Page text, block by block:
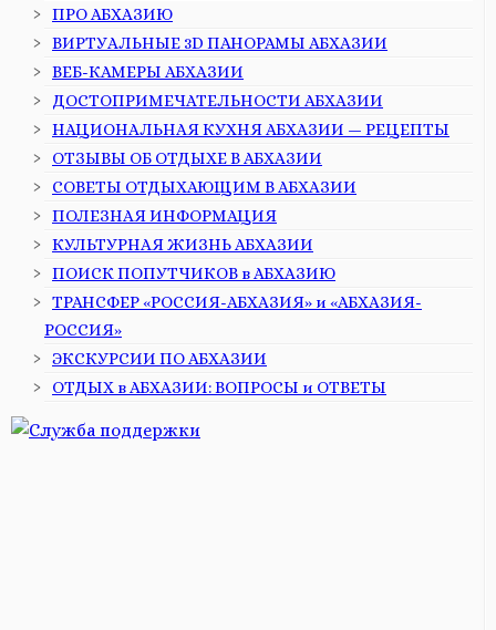
ПРО АБХАЗИЮ
ВИРТУАЛЬНЫЕ 3D ПАНОРАМЫ АБХАЗИИ
ВЕБ-КАМЕРЫ АБХАЗИИ
ДОСТОПРИМЕЧАТЕЛЬНОСТИ АБХАЗИИ
НАЦИОНАЛЬНАЯ КУХНЯ АБХАЗИИ — РЕЦЕПТЫ
ОТЗЫВЫ ОБ ОТДЫХЕ В АБХАЗИИ
СОВЕТЫ ОТДЫХАЮЩИМ В АБХАЗИИ
ПОЛЕЗНАЯ ИНФОРМАЦИЯ
КУЛЬТУРНАЯ ЖИЗНЬ АБХАЗИИ
ПОИСК ПОПУТЧИКОВ в АБХАЗИЮ
ТРАНСФЕР «РОССИЯ-АБХАЗИЯ» и «АБХАЗИЯ-
РОССИЯ»
ЭКСКУРСИИ ПО АБХАЗИИ
ОТДЫХ в АБХАЗИИ: ВОПРОСЫ и ОТВЕТЫ